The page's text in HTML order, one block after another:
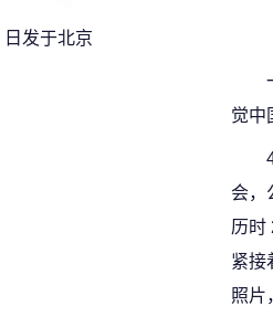
日发于北京
觉中
会，
历时
紧接
照片